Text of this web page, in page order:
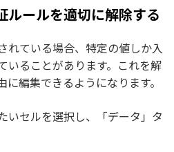
ルールを適切に解除する
れている場合、特定の値しか入
いることがあります。これを解
編集できるようになります。
いセルを選択し、「データ」タ